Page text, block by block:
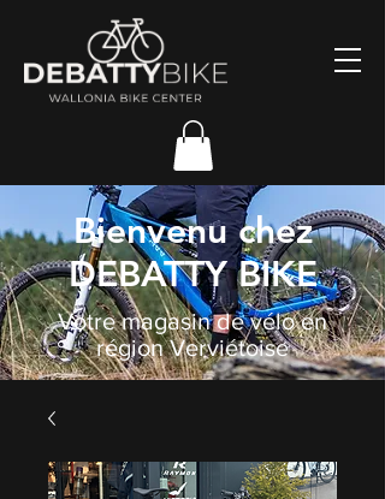
Bienvenu chez
DEBATTY BIKE
Votre magasin de vélo en
région Verviétoise